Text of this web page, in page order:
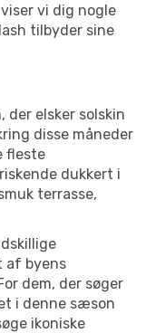
vi dig nogle
tilbyder sine
der elsker solskin
disse måneder
fleste
dukkert i
terrasse,
af byens
dem, der søger
i denne sæson
ikoniske